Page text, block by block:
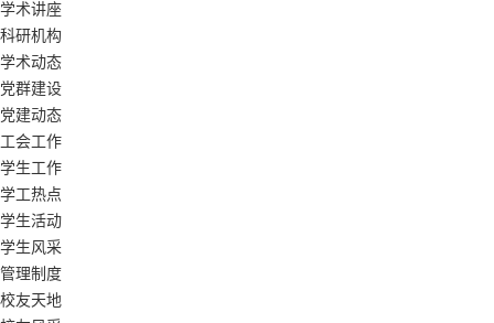
学术讲座
科研机构
学术动态
党群建设
党建动态
工会工作
学生工作
学工热点
学生活动
学生风采
管理制度
校友天地